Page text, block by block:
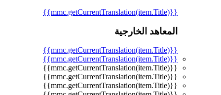
{{mmc.getCurrentTranslation(item.Title)}}
المعاهد الخارجية
{{mmc.getCurrentTranslation(item.Title)}}
{{mmc.getCurrentTranslation(item.Title)}}
{{mmc.getCurrentTranslation(item.Title)}}
{{mmc.getCurrentTranslation(item.Title)}}
{{mmc.getCurrentTranslation(item.Title)}}